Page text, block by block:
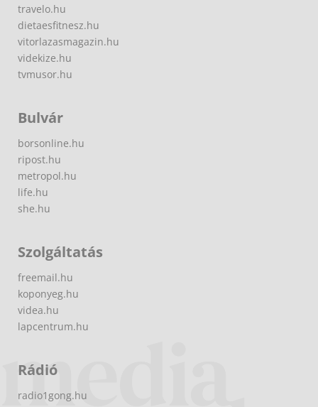
travelo.hu
dietaesfitnesz.hu
vitorlazasmagazin.hu
videkize.hu
tvmusor.hu
Bulvár
borsonline.hu
ripost.hu
metropol.hu
life.hu
she.hu
Szolgáltatás
freemail.hu
koponyeg.hu
videa.hu
lapcentrum.hu
Rádió
radio1gong.hu